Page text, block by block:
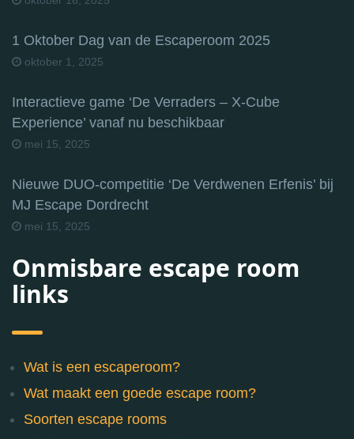
1 Oktober Dag van de Escaperoom 2025
oktober 1, 2025
Interactieve game ‘De Verraders – X-Cube
Experience’ vanaf nu beschikbaar
mei 15, 2025
Nieuwe DUO-competitie ‘De Verdwenen Erfenis’ bij
MJ Escape Dordrecht
mei 15, 2025
Onmisbare escape room
links
Wat is een escaperoom?
Wat maakt een goede escape room?
Soorten escape rooms